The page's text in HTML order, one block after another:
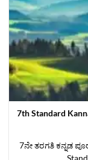
7th Standard
7ನೇ ತರಗತಿ ಕನ್ನಡ